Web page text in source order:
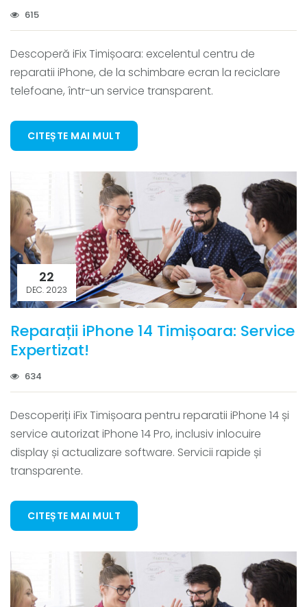
615
Descoperă iFix Timișoara: excelentul centru de
reparatii iPhone, de la schimbare ecran la reciclare
telefoane, într-un service transparent.
CITEȘTE MAI MULT
22
DEC. 2023
Reparații iPhone 14 Timișoara: Service
Expertizat!
634
Descoperiți iFix Timișoara pentru reparatii iPhone 14 și
service autorizat iPhone 14 Pro, inclusiv inlocuire
display și actualizare software. Servicii rapide și
transparente.
CITEȘTE MAI MULT